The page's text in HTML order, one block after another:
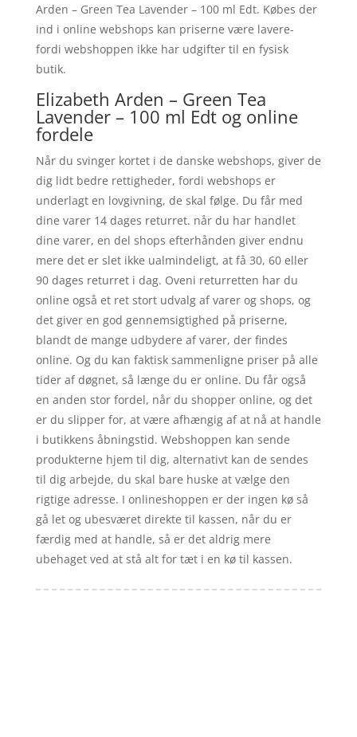
Arden – Green Tea Lavender – 100 ml Edt. Købes der
ind i online webshops kan priserne være lavere-
fordi webshoppen ikke har udgifter til en fysisk
butik.
Elizabeth Arden – Green Tea
Lavender – 100 ml Edt og online
fordele
Når du svinger kortet i de danske webshops, giver de
dig lidt bedre rettigheder, fordi webshops er
underlagt en lovgivning, de skal følge. Du får med
dine varer 14 dages returret. når du har handlet
dine varer, en del shops efterhånden giver endnu
mere det er slet ikke ualmindeligt, at få 30, 60 eller
90 dages returret i dag. Oveni returretten har du
online også et ret stort udvalg af varer og shops, og
det giver en god gennemsigtighed på priserne,
blandt de mange udbydere af varer, der findes
online. Og du kan faktisk sammenligne priser på alle
tider af døgnet, så længe du er online. Du får også
en anden stor fordel, når du shopper online, og det
er du slipper for, at være afhængig af at nå at handle
i butikkens åbningstid. Webshoppen kan sende
produkterne hjem til dig, alternativt kan de sendes
til dig arbejde, du skal bare huske at vælge den
rigtige adresse. I onlineshoppen er der ingen kø så
gå let og ubesværet direkte til kassen, når du er
færdig med at handle, så er det aldrig mere
ubehaget ved at stå alt for tæt i en kø til kassen.